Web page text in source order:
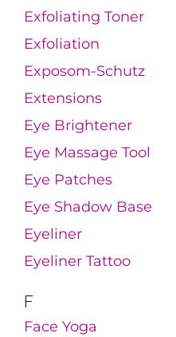
Exfoliating Toner
Exfoliation
Exposom-Schutz
Extensions
Eye Brightener
Eye Massage Tool
Eye Patches
Eye Shadow Base
Eyeliner
Eyeliner Tattoo
F
Face Yoga